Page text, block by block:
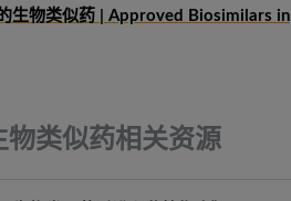
生物类似药 | Approved Biosimilars in
物类似药相关资源